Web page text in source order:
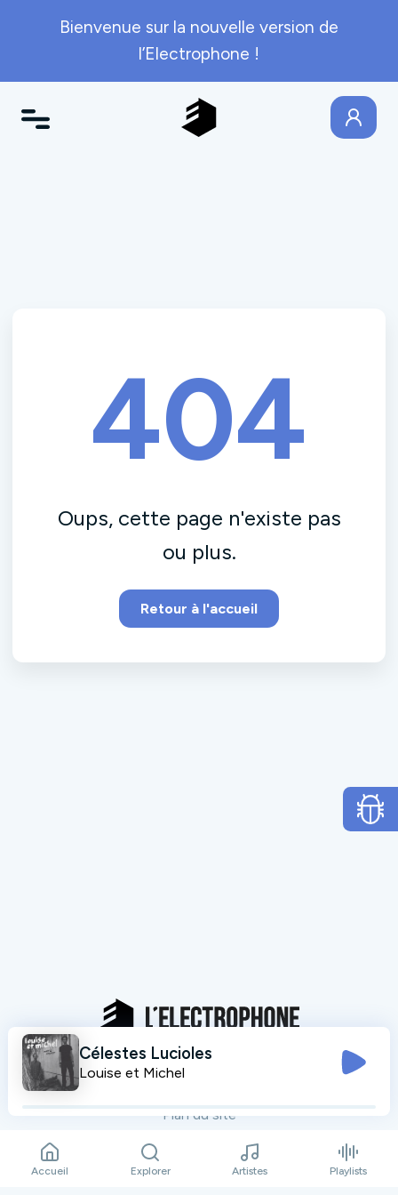
Bienvenue sur la nouvelle version de
l’Electrophone !
404
Oups, cette page n'existe pas
ou plus.
Retour à l'accueil
Mentions légales
Plan du site
Célestes Lucioles
Louise et Michel
Accueil Explorer Artistes Playlists